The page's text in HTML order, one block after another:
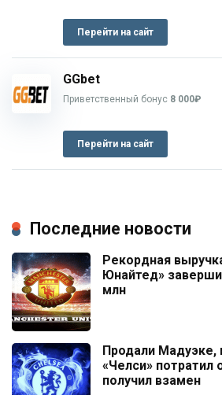
Перейти на сайт
GGbet
Приветственный бонус 8 000₽
Перейти на сайт
Последние новости
Рекордная
Юнайтед»
млн
Продали Мадуэке,
«Челси» потратил
получил взамен